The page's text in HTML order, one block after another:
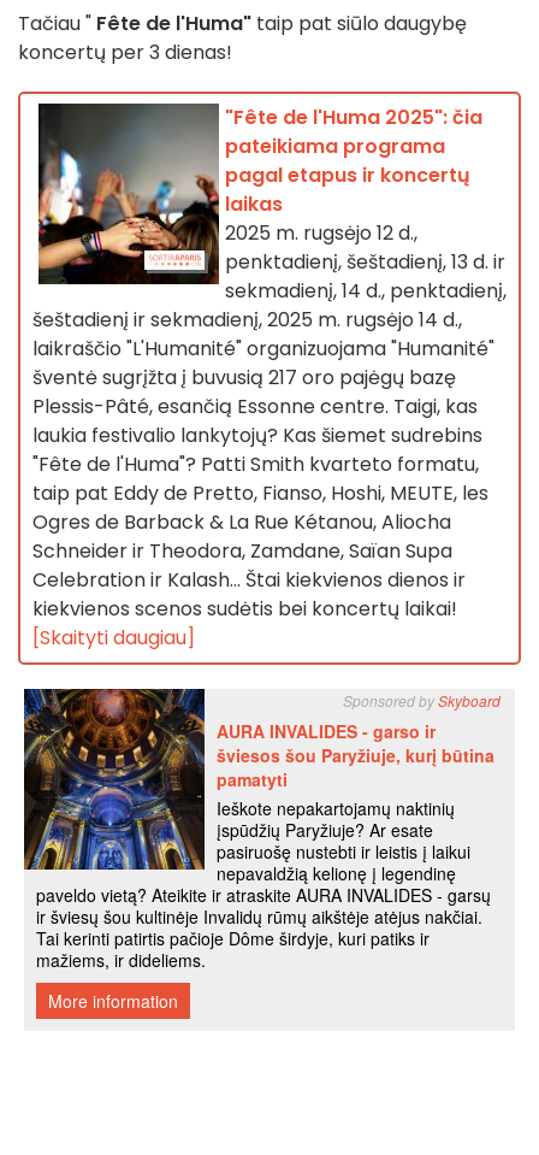
Tačiau " Fête de l'Huma" taip pat siūlo daugybę
koncertų per 3 dienas!
"Fête de l'Huma 2025": čia
pateikiama programa
pagal etapus ir koncertų
laikas
2025 m. rugsėjo 12 d.,
penktadienį, šeštadienį, 13 d. ir
sekmadienį, 14 d., penktadienį,
šeštadienį ir sekmadienį, 2025 m. rugsėjo 14 d.,
laikraščio "L'Humanité" organizuojama "Humanité"
šventė sugrįžta į buvusią 217 oro pajėgų bazę
Plessis-Pâté, esančią Essonne centre. Taigi, kas
laukia festivalio lankytojų? Kas šiemet sudrebins
"Fête de l'Huma"? Patti Smith kvarteto formatu,
taip pat Eddy de Pretto, Fianso, Hoshi, MEUTE, les
Ogres de Barback & La Rue Kétanou, Aliocha
Schneider ir Theodora, Zamdane, Saïan Supa
Celebration ir Kalash... Štai kiekvienos dienos ir
kiekvienos scenos sudėtis bei koncertų laikai!
[Skaityti daugiau]